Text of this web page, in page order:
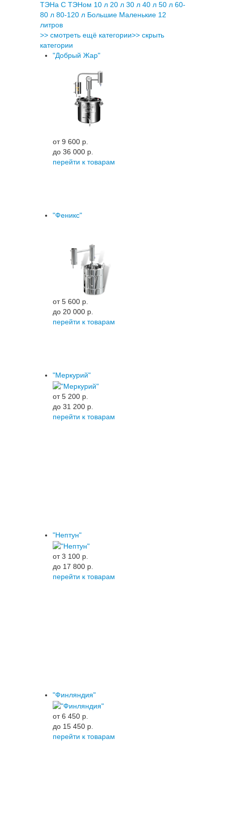
ТЭНа С ТЭНом 10 л 20 л 30 л 40 л 50 л 60-
80 л 80-120 л Большие Маленькие 12
литров
>> смотреть ещё категории>> скрыть
категории
"Добрый Жар"
от 9 600 p.
до 36 000 p.
перейти к товарам
"Феникс"
от 5 600 p.
до 20 000 p.
перейти к товарам
"Меркурий"
от 5 200 p.
до 31 200 p.
перейти к товарам
"Нептун"
от 3 100 p.
до 17 800 p.
перейти к товарам
"Финляндия"
от 6 450 p.
до 15 450 p.
перейти к товарам